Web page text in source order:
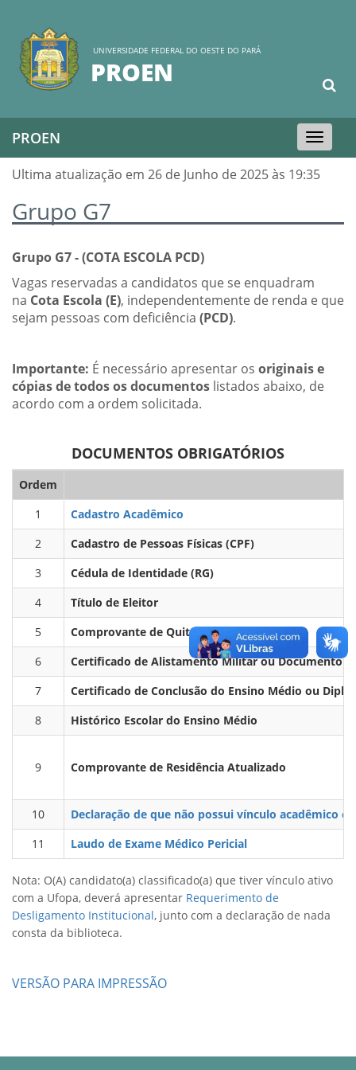
UNIVERSIDADE FEDERAL DO OESTE DO PARÁ
PROEN
Toggle
navigation
PROEN
Ultima atualização em 26 de Junho de 2025 às 19:35
Grupo G7
Grupo G7 - (COTA ESCOLA PCD)
Vagas reservadas a candidatos que se enquadram
na Cota Escola (E), independentemente de renda e que
sejam pessoas com deficiência (PCD).
Importante: É necessário apresentar os originais e
cópias de todos os documentos listados abaixo, de
acordo com a ordem solicitada.
DOCUMENTOS OBRIGATÓRIOS
Ordem
1
Cadastro Acadêmico
2
Cadastro de Pessoas Físicas (CPF)
3
Cédula de Identidade (RG)
4
Título de Eleitor
5
Comprovante de Quitação Eleitoral
6
Certificado de Alistamento Militar ou Documento
7
Certificado de Conclusão do Ensino Médio ou
8
Histórico Escolar do Ensino Médio
9 Comprovante de Residência Atualizado
10
Declaração de que não possui vínculo acadêmico
11
Laudo de Exame Médico Pericial
Nota: O(A) candidato(a) classificado(a) que tiver vínculo ativo
com a Ufopa, deverá apresentar Requerimento de
Desligamento Institucional, junto com a declaração de nada
consta da biblioteca.
VERSÃO PARA IMPRESSÃO